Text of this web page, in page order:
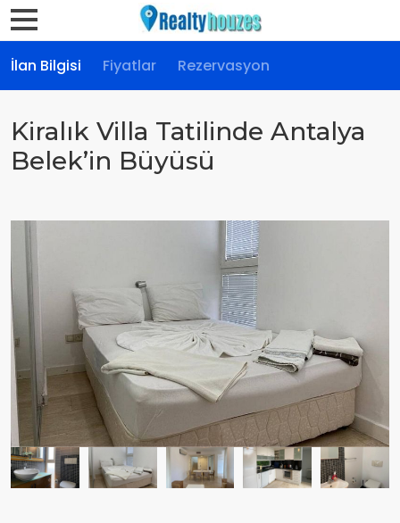
İlan Bilgisi Fiyatlar Rezervasyon
Kiralık Villa Tatilinde Antalya
Belek’in Büyüsü